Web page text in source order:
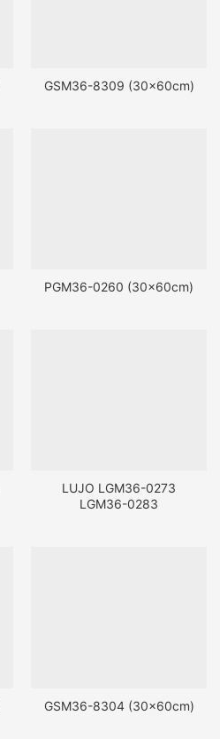
GSM36-8309 (30x60cm)
PGM36-0260 (30x60cm)
LUJO LGM36-0273
LGM36-0283
GSM36-8304 (30x60cm)